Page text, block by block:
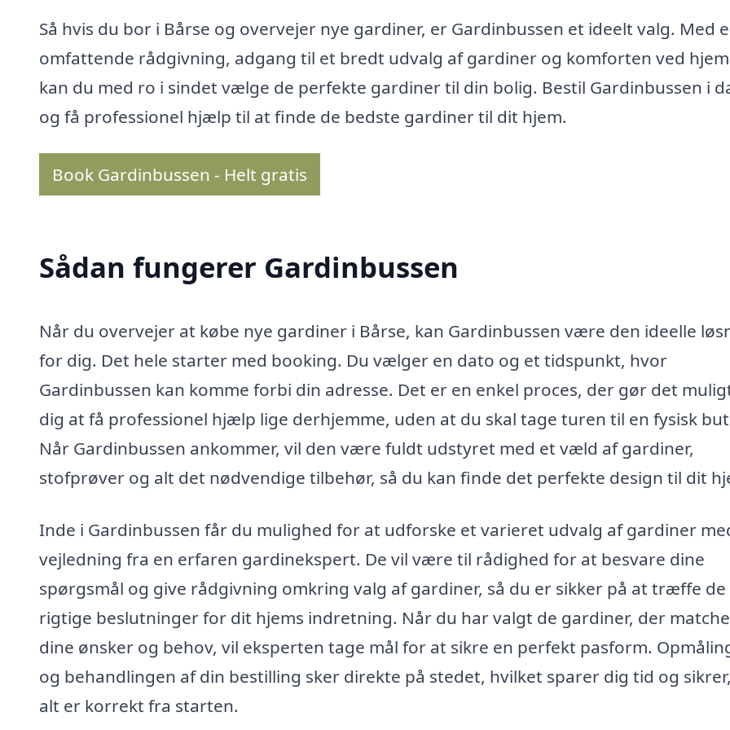
Så hvis du bor i Bårse og overvejer nye gardiner, er Gardinbussen et ideelt valg. Med
omfattende rådgivning, adgang til et bredt udvalg af gardiner og komforten ved
kan du med ro i sindet vælge de perfekte gardiner til din bolig. Bestil Gardinbussen i
og få professionel hjælp til at finde de bedste gardiner til dit hjem.
Book Gardinbussen - Helt gratis
Sådan fungerer Gardinbussen
Når du overvejer at købe nye gardiner i Bårse, kan Gardinbussen være den ideelle
for dig. Det hele starter med booking. Du vælger en dato og et tidspunkt, hvor
Gardinbussen kan komme forbi din adresse. Det er en enkel proces, der gør det
dig at få professionel hjælp lige derhjemme, uden at du skal tage turen til en fysisk
Når Gardinbussen ankommer, vil den være fuldt udstyret med et væld af gardiner,
stofprøver og alt det nødvendige tilbehør, så du kan finde det perfekte design til dit
Inde i Gardinbussen får du mulighed for at udforske et varieret udvalg af gardiner
vejledning fra en erfaren gardinekspert. De vil være til rådighed for at besvare dine
spørgsmål og give rådgivning omkring valg af gardiner, så du er sikker på at træffe de
rigtige beslutninger for dit hjems indretning. Når du har valgt de gardiner, der
dine ønsker og behov, vil eksperten tage mål for at sikre en perfekt pasform.
og behandlingen af din bestilling sker direkte på stedet, hvilket sparer dig tid og
alt er korrekt fra starten.